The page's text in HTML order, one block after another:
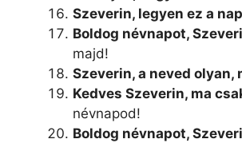
Szeverin, legyen ez a
Boldog névnapot,
majd!
Szeverin, a neved
Kedves Szeverin, ma
névnapod!
Boldog névnapot,